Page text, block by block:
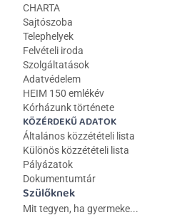
CHARTA
Sajtószoba
Telephelyek
Felvételi iroda
Szolgáltatások
Adatvédelem
HEIM 150 emlékév
Kórházunk története
KÖZÉRDEKŰ ADATOK
Általános közzétételi lista
Különös közzétételi lista
Pályázatok
Dokumentumtár
Szülőknek
Mit tegyen, ha gyermeke...